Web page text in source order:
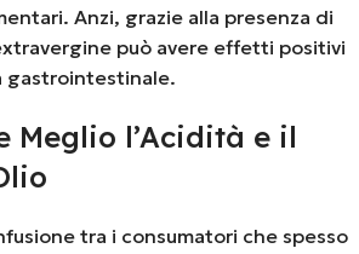
Anzi, grazie alla presenza di
può avere effetti positivi
gastrointestinale.
Meglio l’Acidità e il
tra i consumatori che spesso